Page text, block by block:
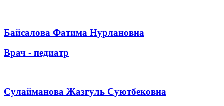
Байсалова Фатима Нурлановна
Врач - педиатр
Сулайманова Жазгуль Суютбековна